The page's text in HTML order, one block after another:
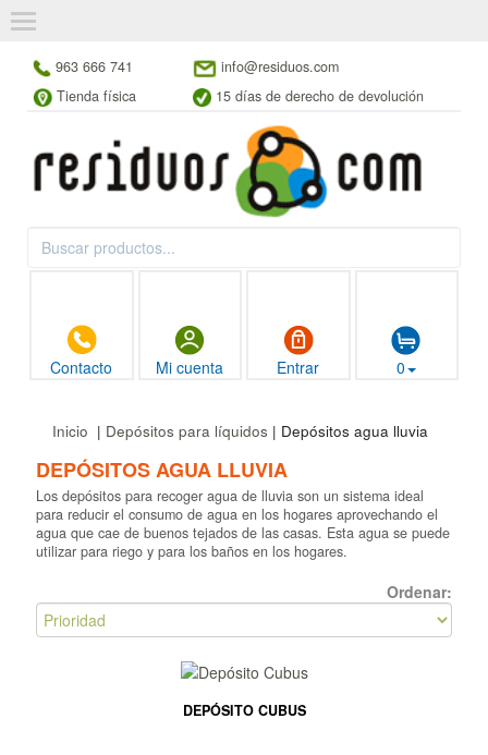
963 666 741
info@residuos.com
Tienda física
15 días de derecho de devolución
Contacto Mi cuenta Entrar 0
Inicio | Depósitos para líquidos | Depósitos agua lluvia
DEPÓSITOS AGUA LLUVIA
Los depósitos para recoger agua de lluvia son un sistema ideal
para reducir el consumo de agua en los hogares aprovechando el
agua que cae de buenos tejados de las casas. Esta agua se puede
utilizar para riego y para los baños en los hogares.
Ordenar:
DEPÓSITO CUBUS